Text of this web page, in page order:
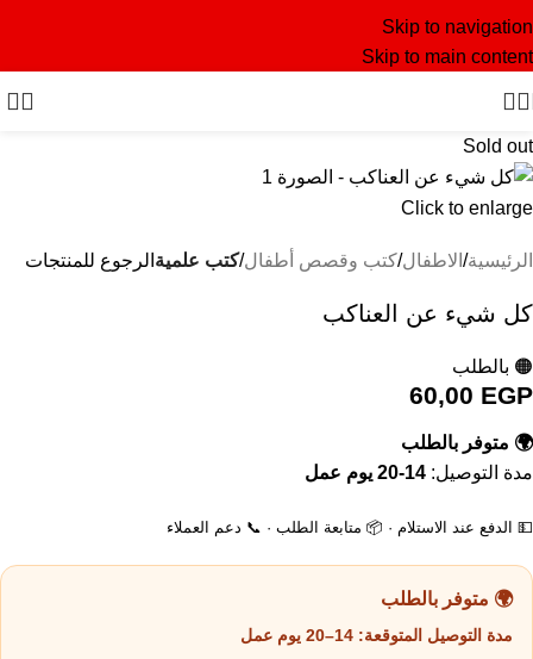
Skip to navigation
Skip to main content
Sold out
Click to enlarge
الرئيسية الاطفال كتب وقصص أطفال كتب علمية الرجوع للمنتجات
كل شيء عن العناكب
🟠 بالطلب
60,00 EGP
🌍 متوفر بالطلب
مدة التوصيل: 14-20 يوم عمل
💵 الدفع عند الاستلام · 📦 متابعة الطلب · 📞 دعم العملاء
🌍 متوفر بالطلب
مدة التوصيل المتوقعة: 14–20 يوم عمل